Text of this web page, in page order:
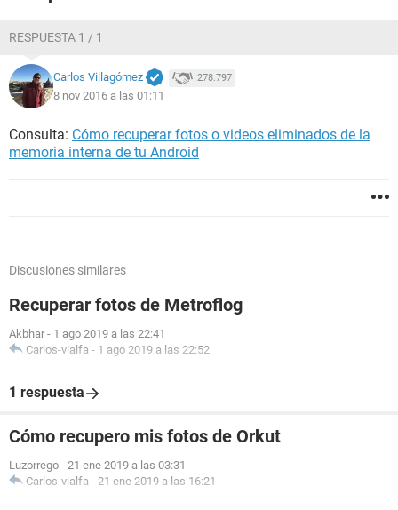
RESPUESTA 1 / 1
Carlos Villagómez 278.797
8 nov 2016 a las 01:11
Consulta: Cómo recuperar fotos o videos eliminados de la
memoria interna de tu Android
Discusiones similares
Recuperar fotos de Metroflog
Akbhar - 1 ago 2019 a las 22:41
Carlos-vialfa - 1 ago 2019 a las 22:52
1 respuesta
Cómo recupero mis fotos de Orkut
Luzorrego - 21 ene 2019 a las 03:31
Carlos-vialfa - 21 ene 2019 a las 16:21